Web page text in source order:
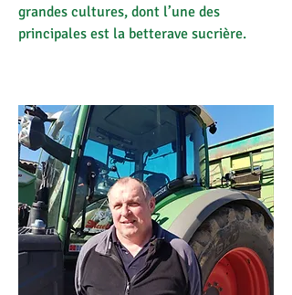
grandes cultures, dont l’une des
principales est la betterave sucrière.